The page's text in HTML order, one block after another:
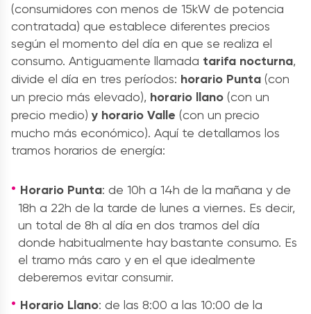
(consumidores con menos de 15kW de potencia
contratada) que establece diferentes precios
según el momento del día en que se realiza el
consumo. Antiguamente llamada tarifa nocturna,
divide el día en tres períodos: horario Punta (con
un precio más elevado), horario llano (con un
precio medio)y horario Valle (con un precio
mucho más económico). Aquí te detallamos los
tramos horarios de energía:
Horario Punta: de 10h a 14h de la mañana y de
18h a 22h de la tarde de lunes a viernes. Es decir,
un total de 8h al día en dos tramos del día
donde habitualmente hay bastante consumo. Es
el tramo más caro y en el que idealmente
deberemos evitar consumir.
Horario Llano: de las 8:00 a las 10:00 de la